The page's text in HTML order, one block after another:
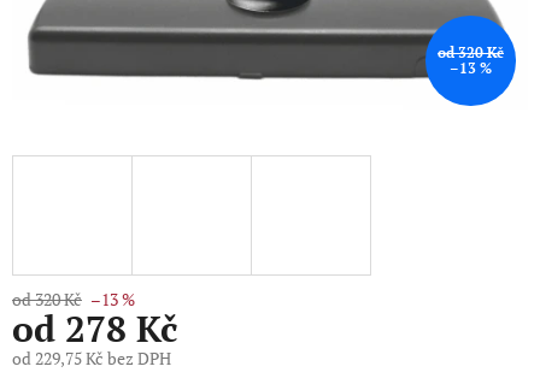
od 320 Kč
–13 %
od 320 Kč –13 %
od 278 Kč
od229,75 Kč bez DPH